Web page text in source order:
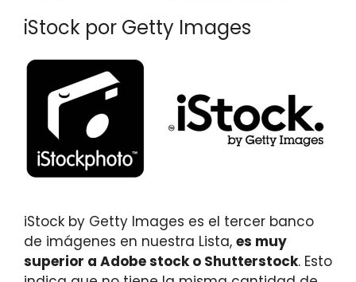
iStock por Getty Images
iStock by Getty Images es el tercer banco
de imágenes en nuestra Lista, es muy
superior a Adobe stock o Shutterstock. Esto